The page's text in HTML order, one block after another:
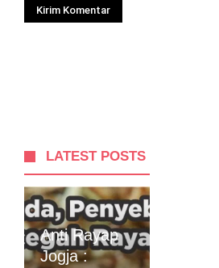
web
LATEST POSTS
Anti Rayap
Jogja :